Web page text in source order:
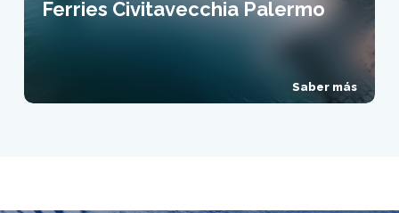
Ferries Civitavecchia Palermo
Saber más